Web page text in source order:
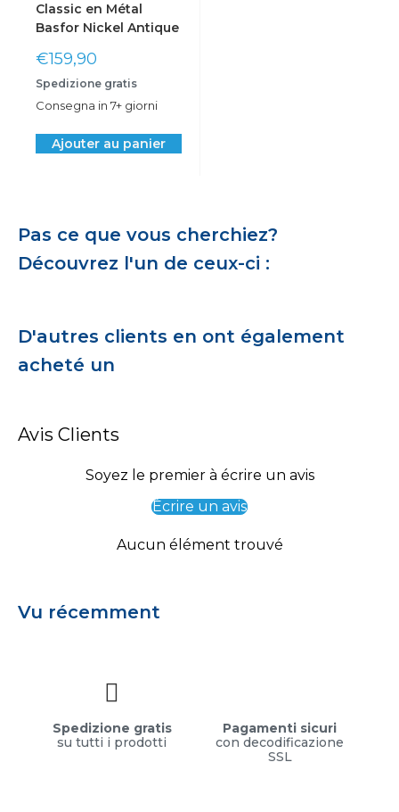
Classic en Métal
Basfor Nickel Antique
Prix
réduit
€159,90
Spedizione gratis
Consegna in 7+ giorni
Ajouter au panier
Pas ce que vous cherchiez?
Découvrez l'un de ceux-ci :
D'autres clients en ont également
acheté un
Avis Clients
Soyez le premier à écrire un avis
Écrire un avis
Aucun élément trouvé
Vu récemment
Spedizione gratis
su tutti i prodotti
Pagamenti sicuri
con decodificazione
SSL